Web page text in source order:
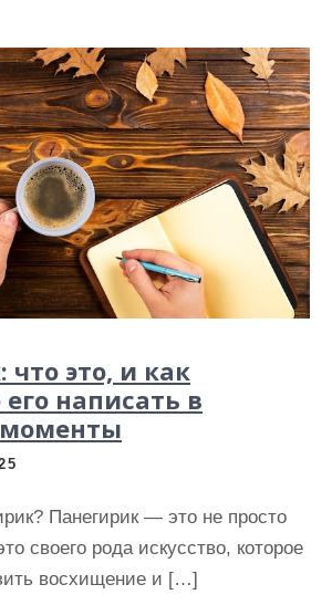
что это, и как
написать в
Панегирик — это не просто
своего рода искусство, которое
восхищение и […]